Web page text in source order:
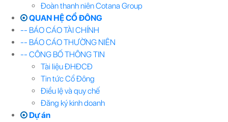
Đoàn thanh niên Cotana Group
QUAN HỆ CỔ ĐÔNG
-- BÁO CÁO TÀI CHÍNH
-- BÁO CÁO THƯỜNG NIÊN
-- CÔNG BỐ THÔNG TIN
Tài liệu ĐHĐCĐ
Tin tức Cổ Đông
Điều lệ và quy chế
Đăng ký kinh doanh
Dự án